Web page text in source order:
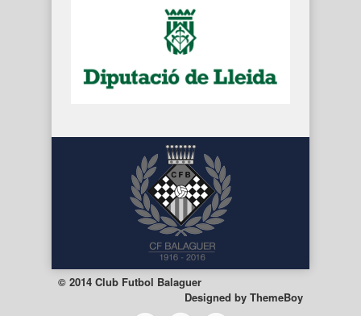
© 2014 Club Futbol Balaguer
Designed by ThemeBoy